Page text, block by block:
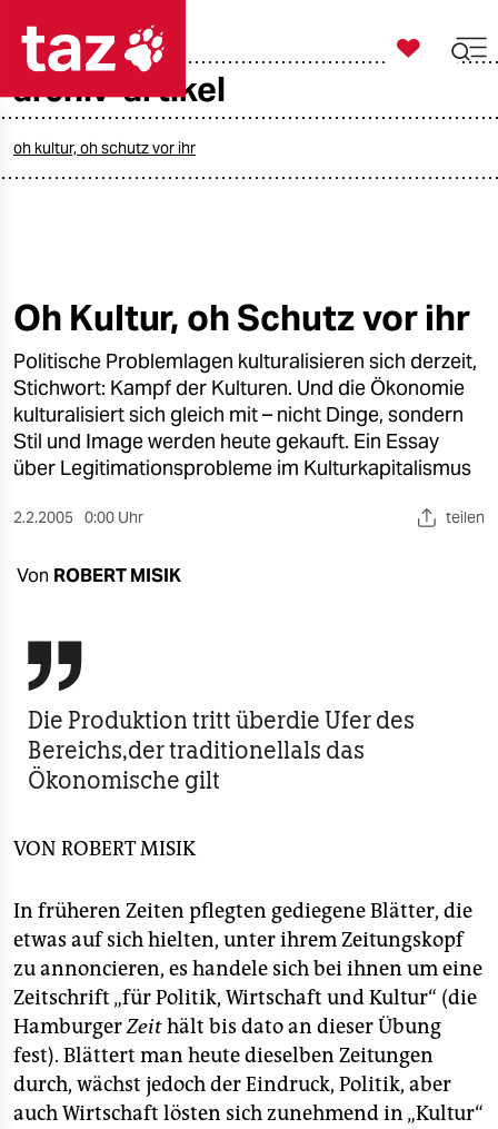
taz zahl ich
öko
gesellschaft
kultur
sport
verlag
verlag
veranstaltungen
shop
abo
genossenschaft
epaper login

taz zahl ich
archiv-artikel
oh kultur, oh schutz vor ihr
Oh Kultur, oh Schutz vor ihr
Politische Problemlagen kulturalisieren sich derzeit,
Stichwort: Kampf der Kulturen. Und die Ökonomie
kulturalisiert sich gleich mit – nicht Dinge, sondern
Stil und Image werden heute gekauft. Ein Essay
über Legitimationsprobleme im Kulturkapitalismus
2.2.2005 0:00 Uhr teilen
Von ROBERT MISIK

Die Produktion tritt überdie Ufer des
Bereichs,der traditionellals das
Ökonomische gilt
VON ROBERT MISIK
In früheren Zeiten pflegten gediegene Blätter, die
etwas auf sich hielten, unter ihrem Zeitungskopf
zu annoncieren, es handele sich bei ihnen um eine
Zeitschrift „für Politik, Wirtschaft und Kultur“ (die
HamburgerZeithält bis dato an dieser Übung
fest). Blättert man heute dieselben Zeitungen
durch, wächst jedoch der Eindruck, Politik, aber
auch Wirtschaft lösten sich zunehmend in „Kultur“